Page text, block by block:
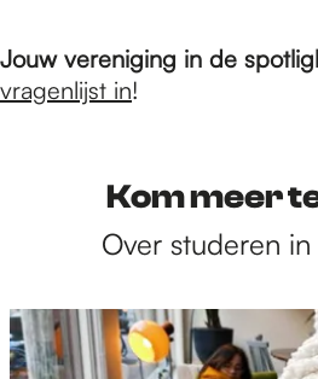
Jouw vereniging in de
vragenlijst in!
Kom meer
Over studeren